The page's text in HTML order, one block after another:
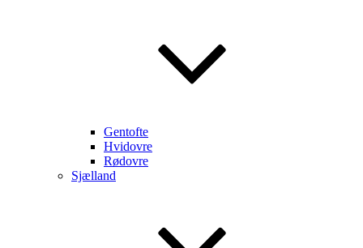
Gentofte
Hvidovre
Rødovre
Sjælland